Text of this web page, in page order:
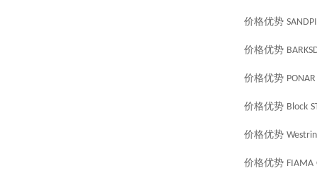
价格优势
价格优势
价格优势 PONAR
价格优势 Block
价格优势
价格优势 FIAMA